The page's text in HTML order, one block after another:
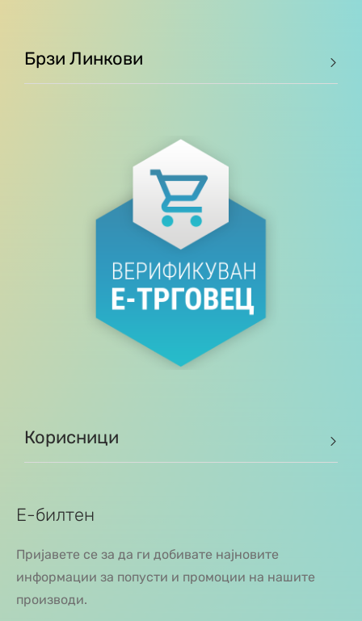
Брзи Линкови
Корисници
Е-билтен
Пријавете се за да ги добивате најновите
информации за попусти и промоции на нашите
производи.